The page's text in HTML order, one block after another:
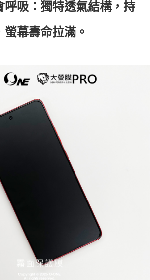
呼吸：獨特透氣結構，持
幕壽命拉滿。